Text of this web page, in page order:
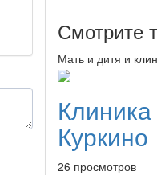
Смотрите
Мать и дитя и
Куркино
26 просмотров